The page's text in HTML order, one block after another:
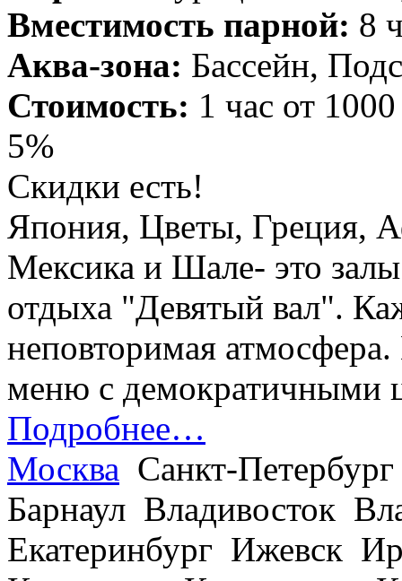
Вместимость парной: 8
Аква-зона: Бассейн,
Стоимость: 1 час от
5%
Скидки есть!
Япония, Цветы, Греция,
Мексика и Шале- это
отдыха "Девятый вал".
неповторимая
меню с демократичными
Подробнее…
Москва Санкт-
Барнаул Владивосток
Екатеринбург Ижевск